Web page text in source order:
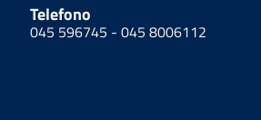
Telefono
045 596745 - 045 8006112